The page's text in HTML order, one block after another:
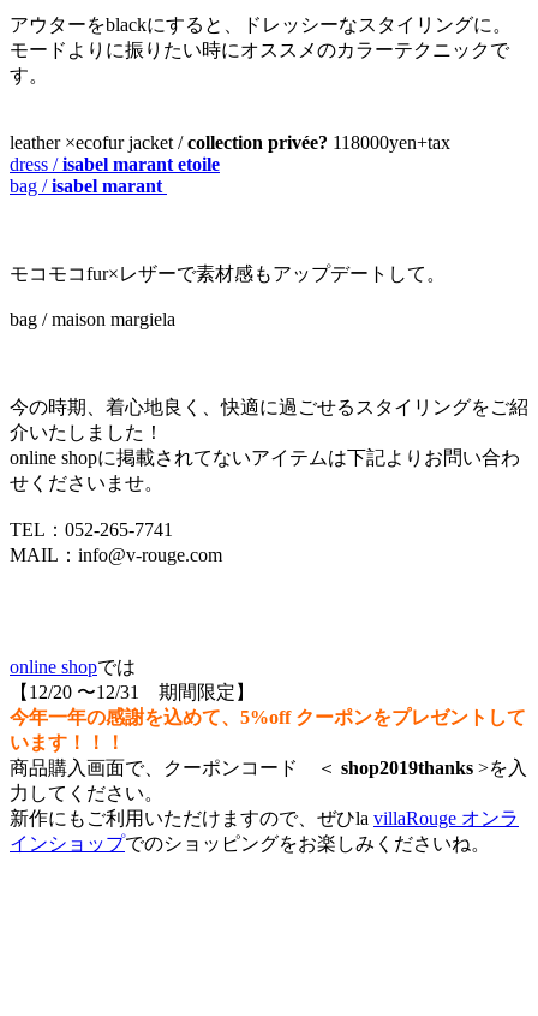
アウターをblackにすると、ドレッシーなスタイリングに。
モードよりに振りたい時にオススメのカラーテクニックで
す。
leather ×ecofur jacket /collection privée? 118000yen+tax
dress /isabel marant etoile
bag /isabel marant
モコモコfur×レザーで素材感もアップデートして。
bag / maison margiela
今の時期、着心地良く、快適に過ごせるスタイリングをご紹
介いたしました！
online shopに掲載されてないアイテムは下記よりお問い合わ
せくださいませ。
TEL：052-265-7741
MAIL：info@v-rouge.com
online shopでは
【12/20 〜12/31 期間限定】
今年一年の感謝を込めて、5%off クーポンをプレゼントして
います！！！
商品購入画面で、クーポンコード ＜ shop2019thanks >を入
力してください。
新作にもご利用いただけますので、ぜひla villaRouge オンラ
インショップでのショッピングをお楽しみくださいね。